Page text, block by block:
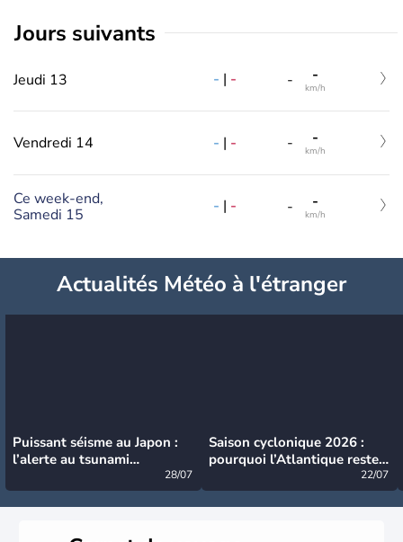
jours suivants
Jeudi 13 - | - - -
km/h
Vendredi 14 - | - - -
km/h
Ce week-end,
Samedi 15
- | - - -
km/h
Actualités Météo à l'étranger
Puissant séisme au Japon :
l’alerte au tsunami
28/07
Saison cyclonique 2026 :
pourquoi l’Atlantique reste
22/07